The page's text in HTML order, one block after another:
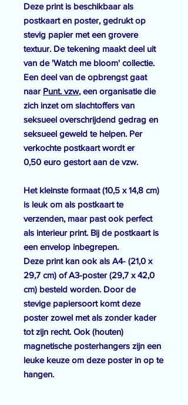
Deze print is beschikbaar als
postkaart en poster, gedrukt op
stevig papier met een grovere
textuur. De tekening maakt deel uit
van de 'Watch me bloom' collectie.
Een deel van de opbrengst gaat
naar Punt. vzw, een organisatie die
zich inzet om slachtoffers van
seksueel overschrijdend gedrag en
seksueel geweld te helpen. Per
verkochte postkaart wordt er
0,50 euro gestort aan de vzw.
Het kleinste formaat (10,5 x 14,8 cm)
is leuk om als postkaart te
verzenden, maar past ook perfect
als interieur print. Bij de postkaart is
een envelop inbegrepen.
Deze print kan ook als A4- (21,0 x
29,7 cm) of A3-poster (29,7 x 42,0
cm) besteld worden. Door de
stevige papiersoort komt deze
poster zowel met als zonder kader
tot zijn recht. Ook (houten)
magnetische posterhangers zijn een
leuke keuze om deze poster in op te
hangen.